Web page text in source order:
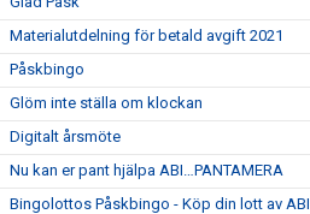
Materialutdelning för betald avgift 2021
Påskbingo
Glöm inte ställa om klockan
Digitalt årsmöte
Nu kan er pant hjälpa ABI…PANTAMERA
Bingolottos Påskbingo - Köp din lott av ABI